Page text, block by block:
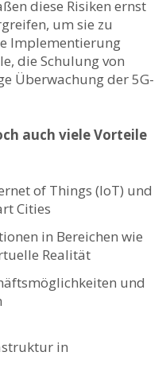
diese Risiken ernst
um‍ sie ‍zu
Implementierung
die Schulung von
Überwachung der 5G-
auch viele Vorteile
of Things (IoT) und
Cities
‌in Bereichen‌ wie
‌Realität
und
in